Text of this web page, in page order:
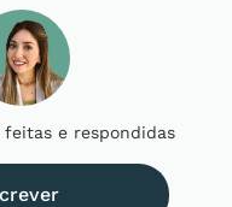
e respondidas